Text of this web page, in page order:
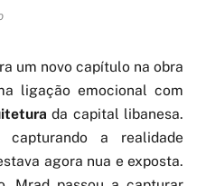
um novo capítulo na obra
ligação emocional com
da capital libanesa.
a realidade
agora nua e exposta.